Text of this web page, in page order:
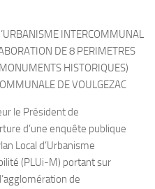
INTERCOMMUNAL
DE 8 PERIMETRES
HISTORIQUES)
DE VOULGEZAC
le Président de
d’une enquête publique
Local d’Urbanisme
(PLUi-M) portant sur
de